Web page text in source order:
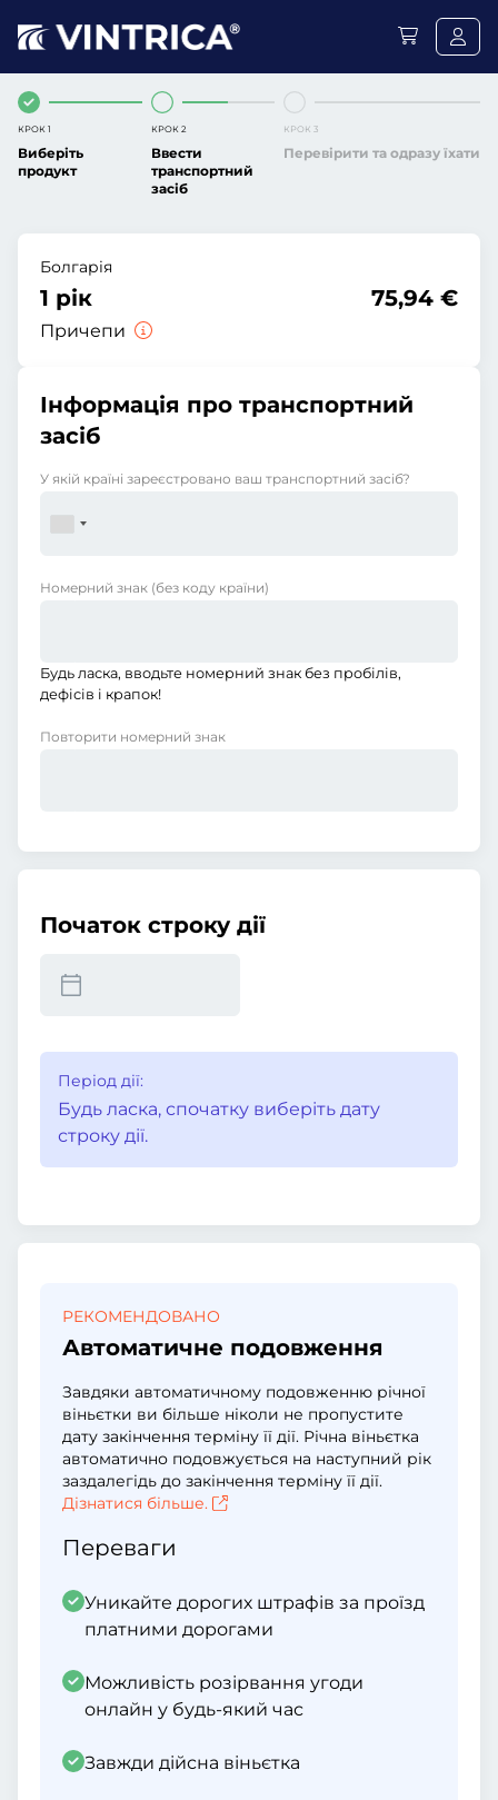
КРОК 1
Виберіть
продукт
КРОК 2
Ввести
транспортний
засіб
КРОК 3
Перевірити та одразу їхати
Болгарія
1 рік
Причепи
75,94 €
Інформація про транспортний
засіб
У якій країні зареєстровано ваш транспортний засіб?
Номерний знак (без коду країни)
Будь ласка, вводьте номерний знак без пробілів,
дефісів і крапок!
Повторити номерний знак
Початок строку дії
Період дії:
Будь ласка, спочатку виберіть дату
строку дії.
РЕКОМЕНДОВАНО
Автоматичне подовження
Завдяки автоматичному подовженню річної
віньєтки ви більше ніколи не пропустите
дату закінчення терміну її дії. Річна віньєтка
автоматично подовжується на наступний рік
заздалегідь до закінчення терміну її дії.
Дізнатися більше.
Переваги
Уникайте дорогих штрафів за проїзд
платними дорогами
Можливість розірвання угоди
онлайн у будь-який час
Завжди дійсна віньєтка